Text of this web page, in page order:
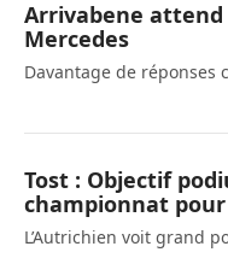
Arrivabene attend
Mercedes
Davantage de réponses
Tost : Objectif
championnat pour
L’Autrichien voit grand